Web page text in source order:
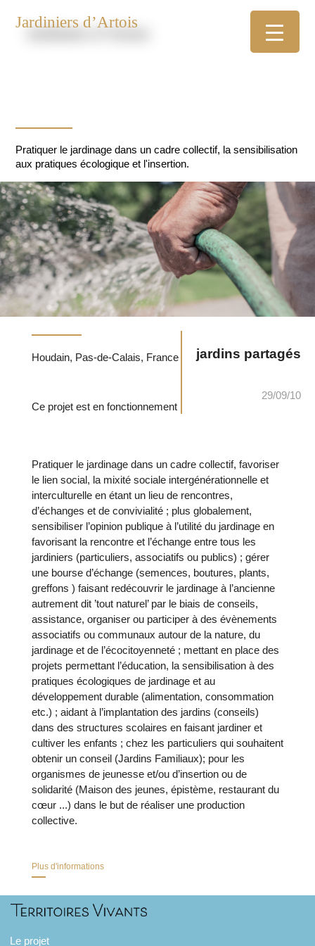
Jardiniers d’Artois
Pratiquer le jardinage dans un cadre collectif, la sensibilisation
aux pratiques écologique et l'insertion.
29/09/10
jardins partagés
Houdain, Pas-de-Calais, France
Ce projet est en fonctionnement
Pratiquer le jardinage dans un cadre collectif, favoriser
le lien social, la mixité sociale intergénérationnelle et
interculturelle en étant un lieu de rencontres,
d’échanges et de convivialité ; plus globalement,
sensibiliser l’opinion publique à l’utilité du jardinage en
favorisant la rencontre et l’échange entre tous les
jardiniers (particuliers, associatifs ou publics) ; gérer
une bourse d’échange (semences, boutures, plants,
greffons ) faisant redécouvrir le jardinage à l’ancienne
autrement dit ’tout naturel’ par le biais de conseils,
assistance, organiser ou participer à des évènements
associatifs ou communaux autour de la nature, du
jardinage et de l’écocitoyenneté ; mettant en place des
projets permettant l’éducation, la sensibilisation à des
pratiques écologiques de jardinage et au
développement durable (alimentation, consommation
etc.) ; aidant à l’implantation des jardins (conseils)
dans des structures scolaires en faisant jardiner et
cultiver les enfants ; chez les particuliers qui souhaitent
obtenir un conseil (Jardins Familiaux); pour les
organismes de jeunesse et/ou d’insertion ou de
solidarité (Maison des jeunes, épistème, restaurant du
cœur ...) dans le but de réaliser une production
collective.
Plus d'informations
Le projet